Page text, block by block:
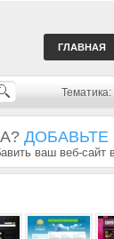
ГЛАВНАЯ
Тематика:
ДОБАВЬТЕ
ваш веб-сайт